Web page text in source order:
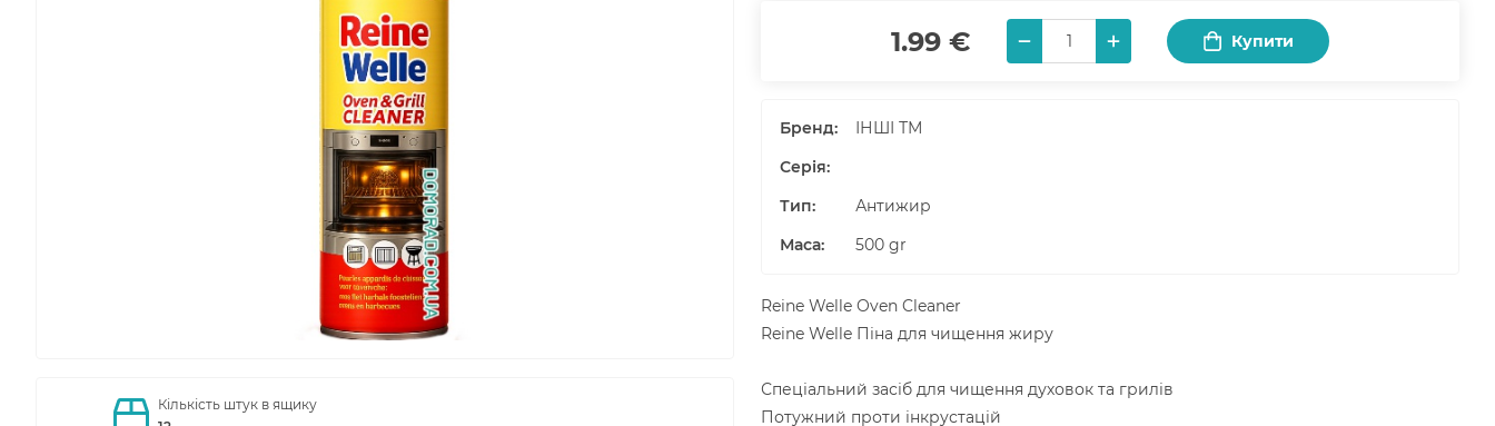
Кількість штук в ящику
1.99 € Купити
Бренд:
ІНШІ ТМ
Серія:
Тип:
Антижир
Маса: 500 gr
Reine Welle Oven Cleaner
Reine Welle Піна для чищення жиру
Спеціальний засіб для чищення духовок та грилів
Потужний проти інкрустацій